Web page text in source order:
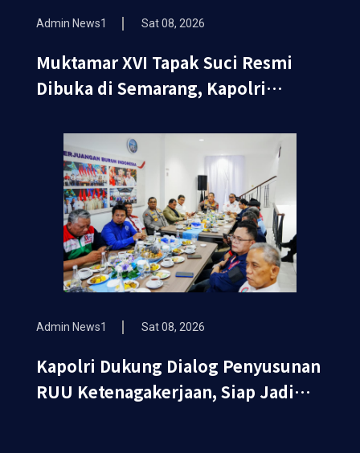
Admin News1 Sat 08, 2026
Muktamar XVI Tapak Suci Resmi
Dibuka di Semarang, Kapolri
Kehormatan
Admin News1 Sat 08, 2026
Kapolri Dukung Dialog Penyusunan
RUU Ketenagakerjaan, Siap Jadi